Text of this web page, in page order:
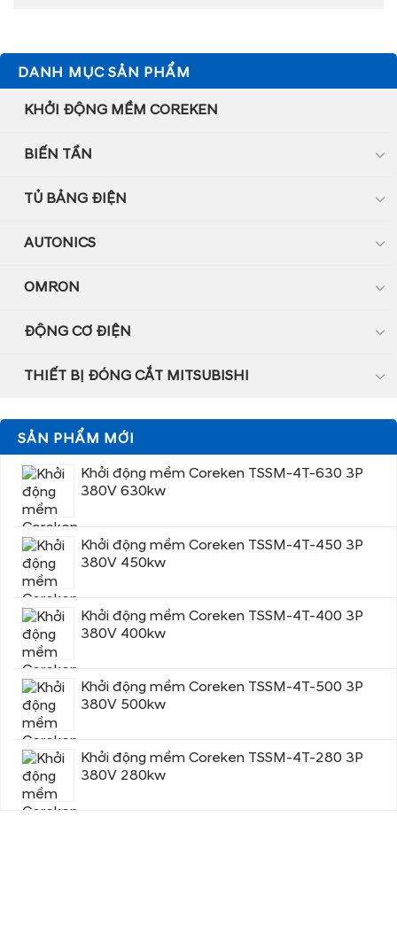
DANH MỤC SẢN PHẨM
KHỞI ĐỘNG MỀM COREKEN
BIẾN TẦN
TỦ BẢNG ĐIỆN
AUTONICS
OMRON
ĐỘNG CƠ ĐIỆN
THIẾT BỊ ĐÓNG CẮT MITSUBISHI
SẢN PHẨM MỚI
Khởi động mềm Coreken TSSM-4T-630 3P
380V 630kw
Khởi động mềm Coreken TSSM-4T-450 3P
380V 450kw
Khởi động mềm Coreken TSSM-4T-400 3P
380V 400kw
Khởi động mềm Coreken TSSM-4T-500 3P
380V 500kw
Khởi động mềm Coreken TSSM-4T-280 3P
380V 280kw